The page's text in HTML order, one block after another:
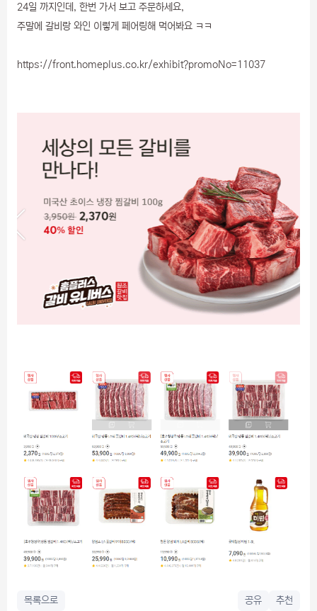
24일 까지인데, 한번 가서 보고 주문하세요,
주말에 갈비랑 와인 이렇게 페어링해 먹어봐요 ㅋㅋ
https://front.homeplus.co.kr/exhibit?promoNo=11037
목록으로 공유 추천